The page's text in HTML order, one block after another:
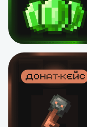
Подробнее
Токены
от 1 ₽
Подробнее